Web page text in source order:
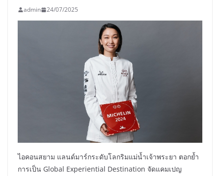
admin 24/07/2025
ไอคอนสยาม แลนด์มาร์กระดับโลกริมแม่น้ำเจ้าพระยา ตอกย้ำ
การเป็น Global Experiential Destination จัดแคมเปญ